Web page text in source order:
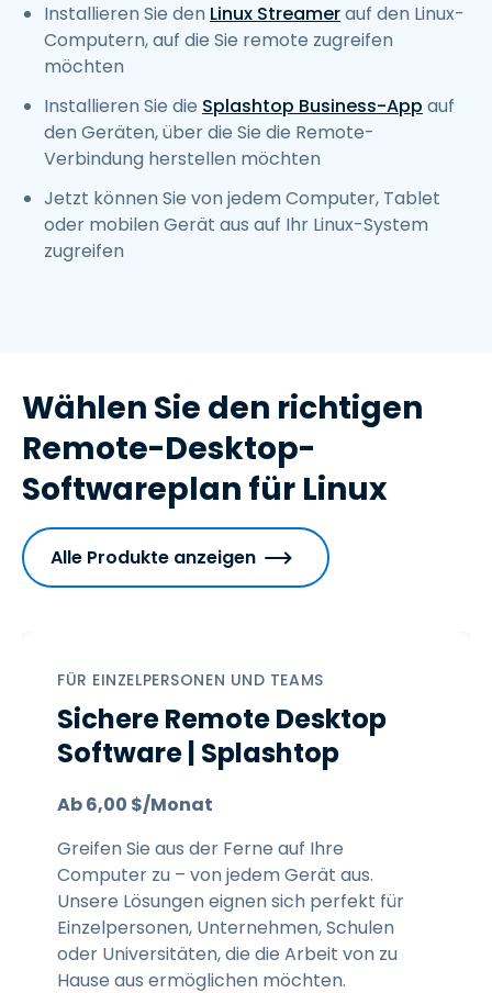
Installieren Sie den Linux Streamerauf den Linux-
Computern, auf die Sie remote zugreifen
möchten
Installieren Sie die Splashtop Business-App auf
den Geräten, über die Sie die Remote-
Verbindung herstellen möchten
Jetzt können Sie von jedem Computer, Tablet
oder mobilen Gerät aus auf Ihr Linux-System
zugreifen
Wählen Sie den richtigen
Remote-Desktop-
Softwareplan für Linux
Alle Produkte anzeigen
FÜR EINZELPERSONEN UND TEAMS
Sichere Remote Desktop
Software | Splashtop
Ab6,00 $/Monat
Greifen Sie aus der Ferne auf Ihre
Computer zu – von jedem Gerät aus.
Unsere Lösungen eignen sich perfekt für
Einzelpersonen, Unternehmen, Schulen
oder Universitäten, die die Arbeit von zu
Hause aus ermöglichen möchten.